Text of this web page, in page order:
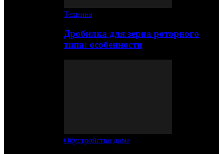
Техника
Дробилка для зерна роторного
типа: особенности
Обустройство дома